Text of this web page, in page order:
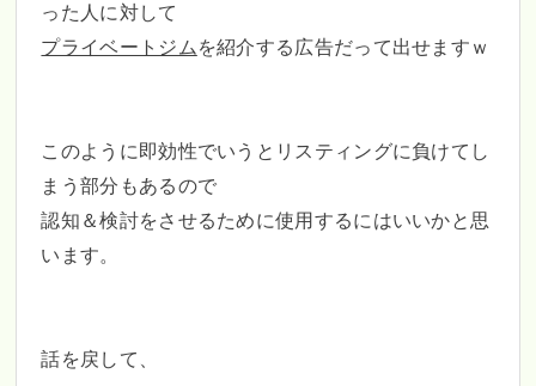
った人に対して
プライベートジム を紹介する広告だって出せますｗ
このように即効性でいうとリスティングに負けてし
まう部分もあるので
認知＆検討をさせるために使用するにはいいかと思
います。
話を戻して、